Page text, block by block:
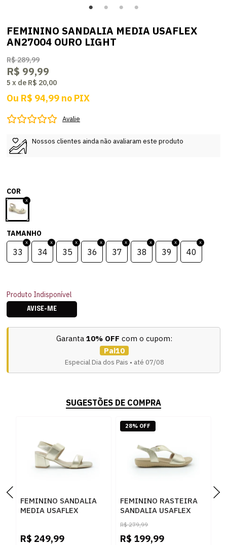
FEMININO SANDALIA MEDIA USAFLEX
AN27004 OURO LIGHT
R$ 289,99
R$ 99,99
5 x de R$ 20,00
Ou R$ 94,99 no PIX
Avalie
Nossos clientes ainda não avaliaram este produto
COR
TAMANHO
33 34 35 36 37 38 39 40
Produto Indisponível
AVISE-ME
Garanta 10% OFF com o cupom:
Pai10
Especial Dia dos Pais • até 07/08
SUGESTÕES DE COMPRA
FEMININO SANDALIA
MEDIA USAFLEX
R$ 249,99
FEMININO RASTEIRA
SANDALIA USAFLEX
R18083004 OURO
LIGHT
R$ 279,99
R$ 199,99
28% OFF